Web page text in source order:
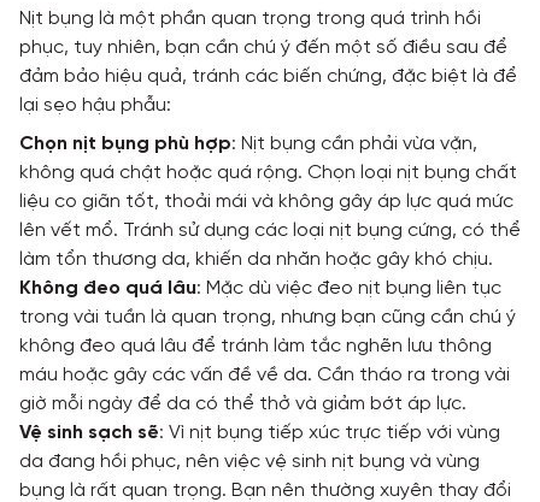
Nịt bụng là một phần quan trọng trong quá trình hồi
phục, tuy nhiên, bạn cần chú ý đến một số điều sau để
đảm bảo hiệu quả, tránh các biến chứng, đặc biệt là để
lại sẹo hậu phẫu:
Chọn nịt bụng phù hợp: Nịt bụng cần phải vừa vặn,
không quá chật hoặc quá rộng. Chọn loại nịt bụng chất
liệu co giãn tốt, thoải mái và không gây áp lực quá mức
lên vết mổ. Tránh sử dụng các loại nịt bụng cứng, có thể
làm tổn thương da, khiến da nhăn hoặc gây khó chịu.
Không đeo quá lâu: Mặc dù việc đeo nịt bụng liên tục
trong vài tuần là quan trọng, nhưng bạn cũng cần chú ý
không đeo quá lâu để tránh làm tắc nghẽn lưu thông
máu hoặc gây các vấn đề về da. Cần tháo ra trong vài
giờ mỗi ngày để da có thể thở và giảm bớt áp lực.
Vệ sinh sạch sẽ: Vì nịt bụng tiếp xúc trực tiếp với vùng
da đang hồi phục, nên việc vệ sinh nịt bụng và vùng
bụng là rất quan trọng. Bạn nên thường xuyên thay đổi